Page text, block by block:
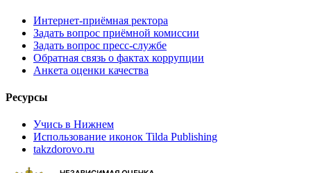
Интернет-приёмная ректора
Задать вопрос приёмной комиссии
Задать вопрос пресс-службе
Обратная связь о фактах коррупции
Анкета оценки качества
Ресурсы
Учись в Нижнем
Использование иконок Tilda Publishing
takzdorovo.ru